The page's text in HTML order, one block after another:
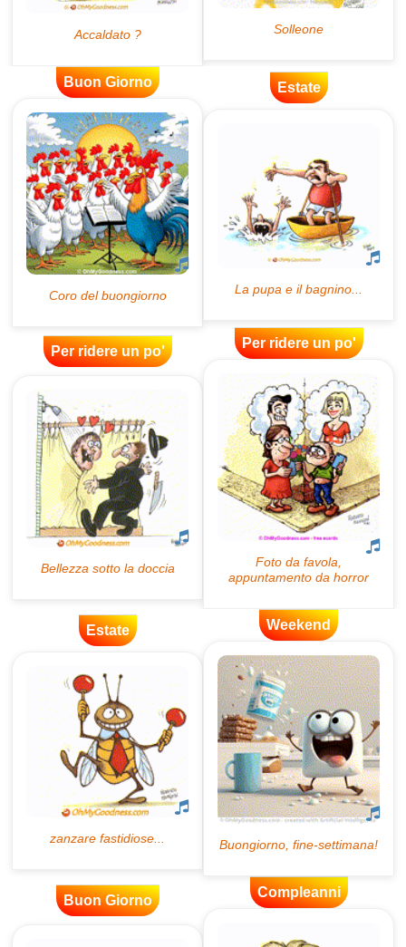
Buon Giorno Estate
Per ridere un po'
Per ridere un po'
Estate Weekend
Buon Giorno
Compleanni